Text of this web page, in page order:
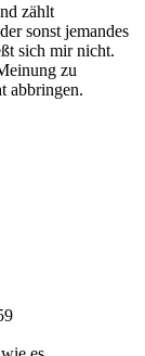
zählt
sonst jemandes
sich mir nicht.
zu
abbringen.